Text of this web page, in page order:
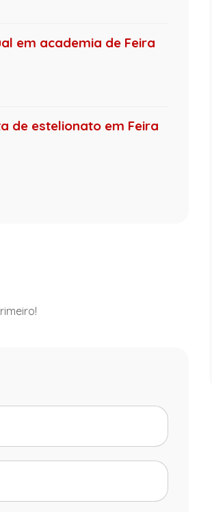
em academia de Feira
de estelionato em Feira